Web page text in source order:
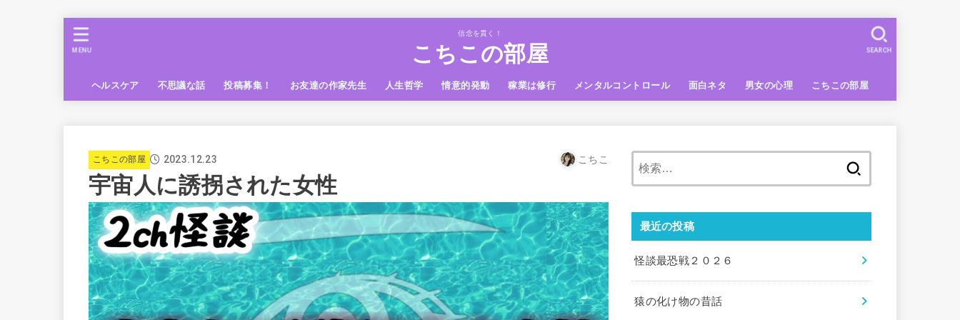
信念を貫く！
こちこの部屋
ヘルスケア 不思議な話 投稿募集！ お友達の作家先生 人生哲学 情意的発動 稼業は修行 メンタルコントロール 面白ネタ 男女の心理 こちこの部屋
SEARCH
MENU
こちこの部屋 2023.12.23 こちこ
宇宙人に誘拐された女性
最近の投稿
怪談最恐戦２０２６
猿の化け物の昔話